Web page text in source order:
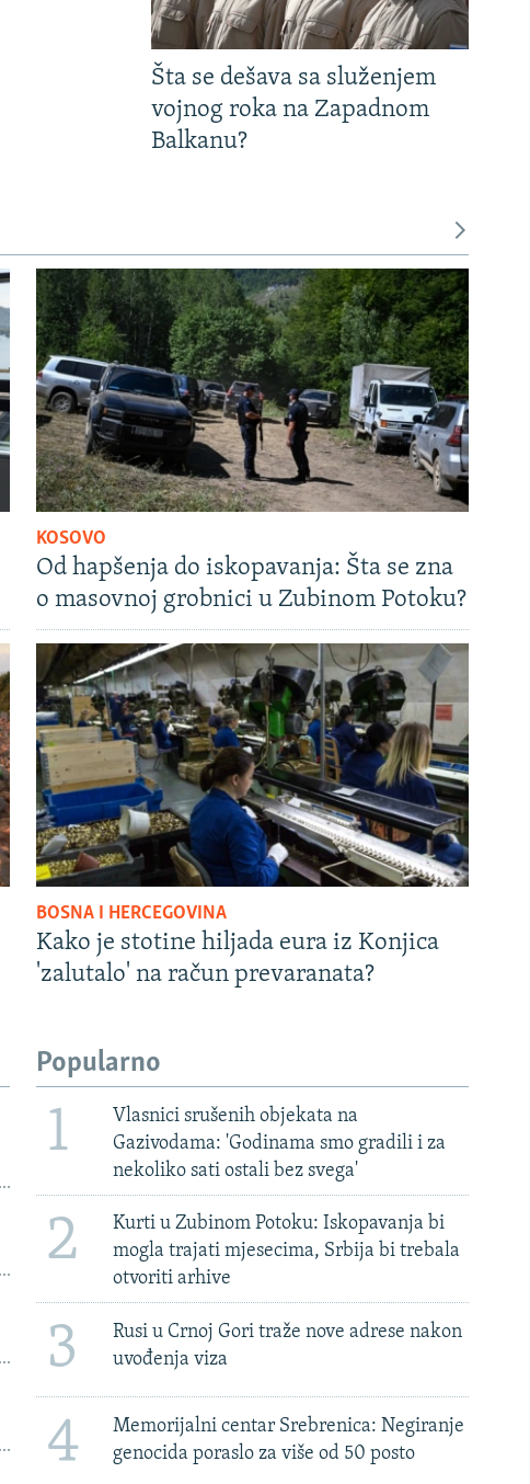
Šta se dešava sa služenjem
vojnog roka na Zapadnom
Balkanu?
KOSOVO
Od hapšenja do iskopavanja: Šta se zna
o masovnoj grobnici u Zubinom Potoku?
BOSNA I HERCEGOVINA
Kako je stotine hiljada eura iz Konjica
'zalutalo' na račun prevaranata?
Popularno
1
Vlasnici srušenih objekata na
Gazivodama: 'Godinama smo gradili i za
nekoliko sati ostali bez svega'
2
Kurti u Zubinom Potoku: Iskopavanja bi
mogla trajati mjesecima, Srbija bi trebala
otvoriti arhive
3
Rusi u Crnoj Gori traže nove adrese nakon
uvođenja viza
4
Memorijalni centar Srebrenica: Negiranje
genocida poraslo za više od 50 posto